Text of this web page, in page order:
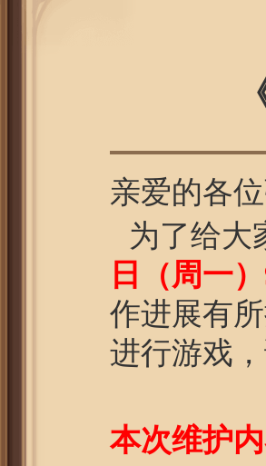
亲爱的各
为了给大
日（周一
作进展有
进行游戏
本次维护